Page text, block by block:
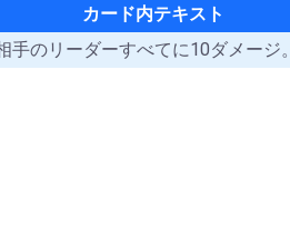
カード内テキスト
手のリーダーすべてに10ダメージ。